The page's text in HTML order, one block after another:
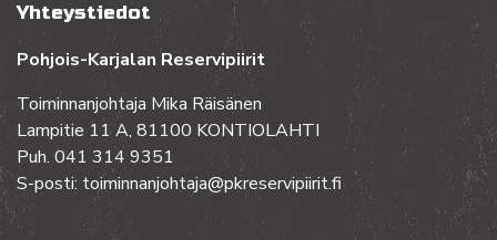
Yhteystiedot
Pohjois-Karjalan Reservipiirit
Toiminnanjohtaja Mika Räisänen
Lampitie 11 A, 81100 KONTIOLAHTI
Puh. 041 314 9351
S-posti: toiminnanjohtaja@pkreservipiirit.fi